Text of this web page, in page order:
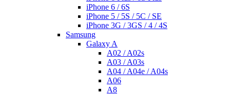
iPhone 6 / 6S
iPhone 5 / 5S / 5C / SE
iPhone 3G / 3GS / 4 / 4S
Samsung
Galaxy A
A02 / A02s
A03 / A03s
A04 / A04e / A04s
A06
A8